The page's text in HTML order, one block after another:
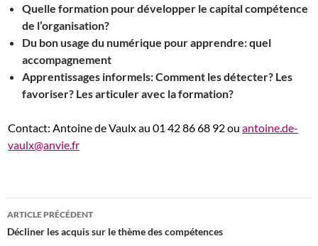
Quelle formation pour développer le capital compétence
de l’organisation?
Du bon usage du numérique pour apprendre: quel
accompagnement
Apprentissages informels: Comment les détecter? Les
favoriser? Les articuler avec la formation?
Contact: Antoine de Vaulx au 01 42 86 68 92 ouantoine.de-
vaulx@anvie.fr
Navigation
des
ARTICLE PRÉCÉDENT
Décliner les acquis sur le thème des compétences